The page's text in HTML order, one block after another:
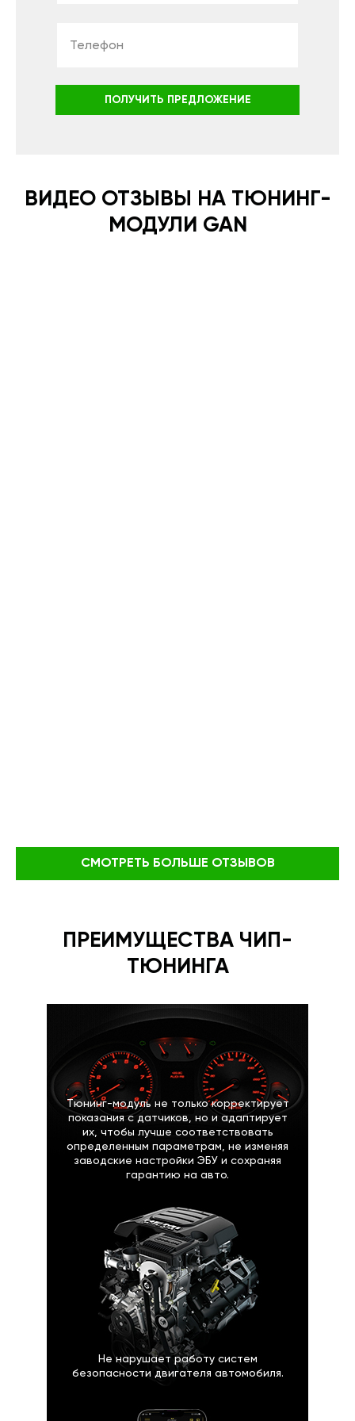
ПОЛУЧИТЬ ПРЕДЛОЖЕНИЕ
ВИДЕО ОТЗЫВЫ НА ТЮНИНГ-
МОДУЛИ GAN
СМОТРЕТЬ БОЛЬШЕ ОТЗЫВОВ
ПРЕИМУЩЕСТВА ЧИП-
ТЮНИНГА
Тюнинг-модуль не только корректирует
показания с датчиков, но и адаптирует
их, чтобы лучше соответствовать
определенным параметрам, не изменяя
заводские настройки ЭБУ и сохраняя
гарантию на авто.
Не нарушает работу систем
безопасности двигателя автомобиля.